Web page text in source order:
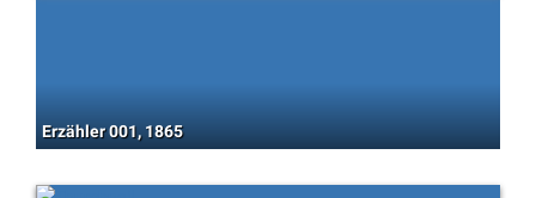
Erzähler 001, 1865